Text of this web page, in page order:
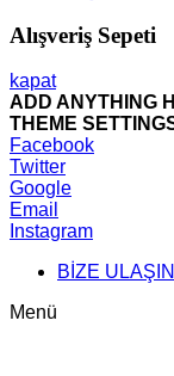
Alışveriş Sepeti
kapat
ADD ANYTHING
THEME
Facebook
Twitter
Google
Email
Instagram
BİZE ULAŞIN
Menü